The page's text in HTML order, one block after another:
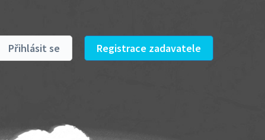
Přihlásit se Registrace zadavatele